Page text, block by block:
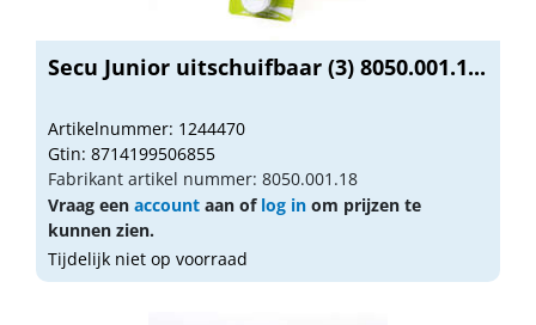
Secu Junior uitschuifbaar (3) 8050.001.1...
Artikelnummer: 1244470
Gtin: 8714199506855
Fabrikant artikel nummer: 8050.001.18
Vraag een account aan of log in om prijzen te
kunnen zien.
Tijdelijk niet op voorraad